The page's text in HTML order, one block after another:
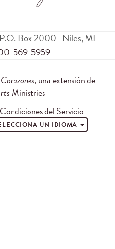
P.O. Box 2000 Niles,MI
569-5959
, una extensión de
Ministries
Condiciones del Servicio
UN IDIOMA